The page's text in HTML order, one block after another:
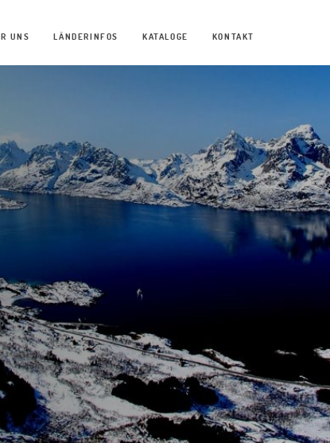
UNS LÄNDERINFOS KATALOGE KONTAKT